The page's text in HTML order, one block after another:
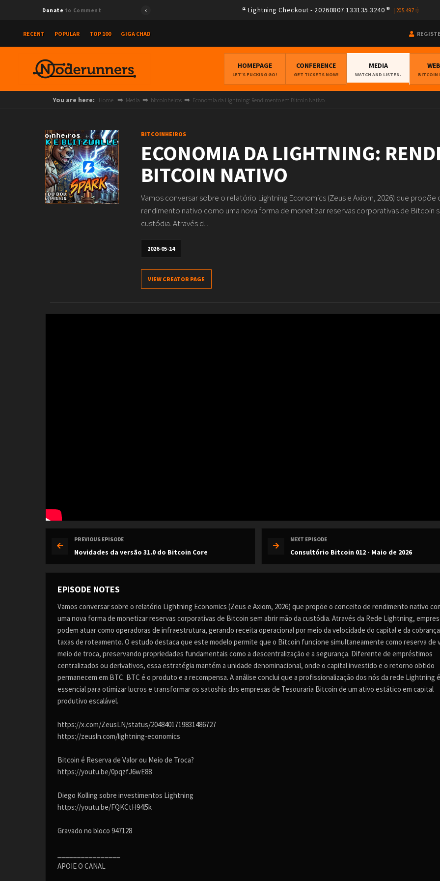
Donate to Comment Lightning Checkout - 20260807.133135.3240 205.497
RECENT POPULAR TOP 100 GIGA CHAD
HOMEPAGE
LET'S FUCKING GO!
CONFERENCE
GET TICKETS NOW!
MEDIA
WATCH AND LISTEN. BITCOIN
You are here: Home Media bitcoinheiros Economia da Lightning: Rendimento em Bitcoin Nativo
BITCOINHEIROS
ECONOMIA DA LIGHTNING:
BITCOIN NATIVO
Vamos conversar sobre o relatório Lightning Economics (Zeus e Axiom, 2026) que
rendimento nativo como uma nova forma de monetizar reservas corporativas de Bitcoin
custódia. Através d...
2026-05-14
VIEW CREATOR PAGE
PREVIOUS EPISODE
Novidades da versão 31.0 do Bitcoin Core
NEXT EPISODE
Consultório Bitcoin 012 - Maio de 2026
EPISODE NOTES
Vamos conversar sobre o relatório Lightning Economics (Zeus e Axiom, 2026) que propõe o conceito de rendimento nativo
uma nova forma de monetizar reservas corporativas de Bitcoin sem abrir mão da custódia. Através da Rede Lightning,
podem atuar como operadoras de infraestrutura, gerando receita operacional por meio da velocidade do capital e da
taxas de roteamento. O estudo destaca que este modelo permite que o Bitcoin funcione simultaneamente como reserva de
meio de troca, preservando propriedades fundamentais como a descentralização e a segurança. Diferente de empréstimos
centralizados ou derivativos, essa estratégia mantém a unidade denominacional, onde o capital investido e o retorno obtido
permanecem em BTC. BTC é o produto e a recompensa. A análise conclui que a profissionalização dos nós da rede Lightning é
essencial para otimizar lucros e transformar os satoshis das empresas de Tesouraria Bitcoin de um ativo estático em capital
produtivo escalável.
https://x.com/ZeusLN/status/2048401719831486727
https://zeusln.com/lightning-economics
Bitcoin é Reserva de Valor ou Meio de Troca?
https://youtu.be/0pqzfJ6wE88
Diego Kolling sobre investimentos Lightning
https://youtu.be/FQKCtH94l5k
Gravado no bloco 947128
APOIE O CANAL